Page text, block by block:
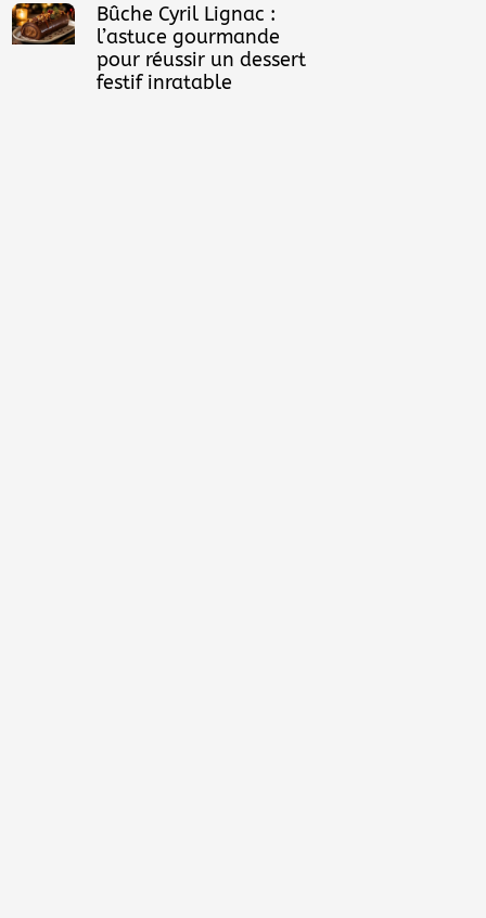
Bûche Cyril Lignac :
l’astuce gourmande
pour réussir un dessert
festif inratable